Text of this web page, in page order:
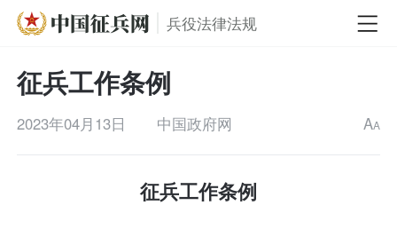
兵役法律法规
征兵工作条例
2023年04月13日 中国政府网 AA
征兵工作条例